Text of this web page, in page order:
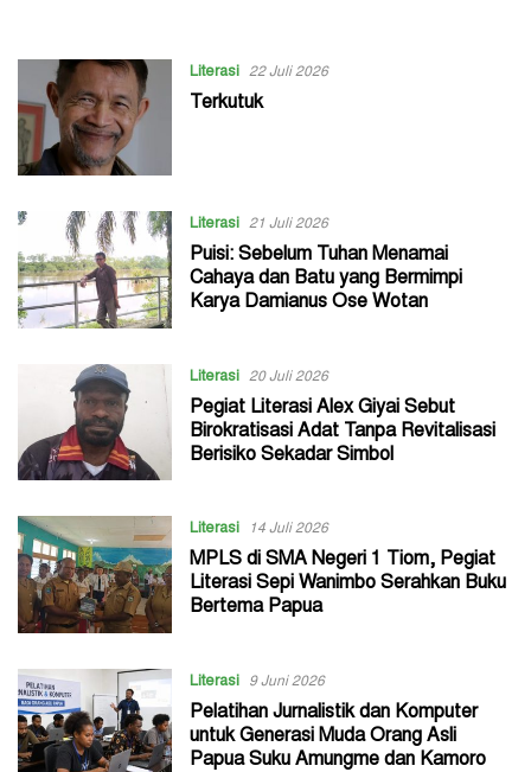
Literasi 22 Juli 2026
Terkutuk
Literasi 21 Juli 2026
Puisi: Sebelum Tuhan Menamai
Cahaya dan Batu yang Bermimpi
Karya Damianus Ose Wotan
Literasi 20 Juli 2026
Pegiat Literasi Alex Giyai Sebut
Birokratisasi Adat Tanpa Revitalisasi
Berisiko Sekadar Simbol
Literasi 14 Juli 2026
MPLS di SMA Negeri 1 Tiom, Pegiat
Literasi Sepi Wanimbo Serahkan Buku
Bertema Papua
Literasi 9 Juni 2026
Pelatihan Jurnalistik dan Komputer
untuk Generasi Muda Orang Asli
Papua Suku Amungme dan Kamoro